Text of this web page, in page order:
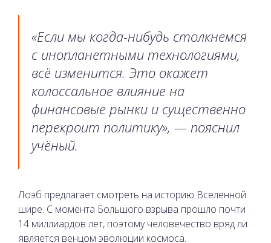
«Если мы когда-нибудь столкнемся
с инопланетными технологиями,
всё изменится. Это окажет
колоссальное влияние на
финансовые рынки и существенно
перекроит политику», — пояснил
учёный.
Лоэб предлагает смотреть на историю Вселенной
шире. С момента Большого взрыва прошло почти
14 миллиардов лет, поэтому человечество вряд ли
является венцом эволюции космоса.